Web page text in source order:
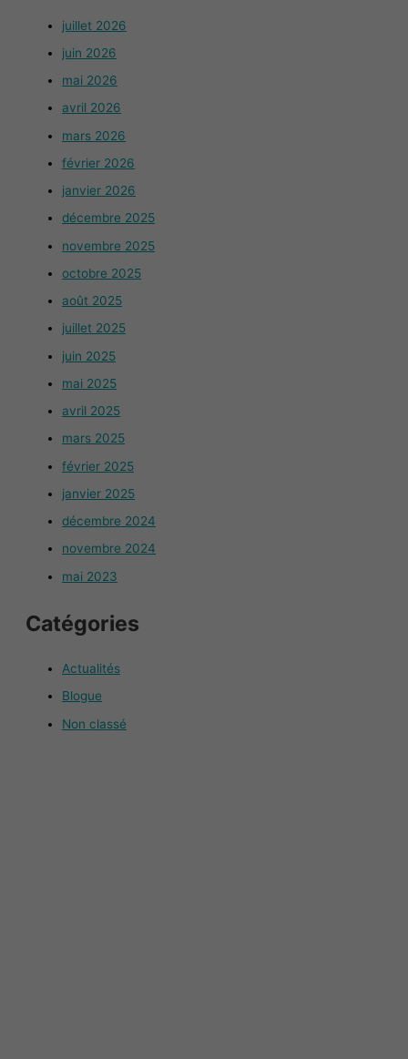
juillet 2026
juin 2026
mai 2026
avril 2026
mars 2026
février 2026
janvier 2026
décembre 2025
novembre 2025
octobre 2025
août 2025
juillet 2025
juin 2025
mai 2025
avril 2025
mars 2025
février 2025
janvier 2025
décembre 2024
novembre 2024
mai 2023
Catégories
Actualités
Blogue
Non classé